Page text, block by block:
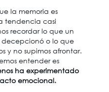
la memoria es
tendencia casi
recordar lo que un
o lo que
y no supimos afrontar.
entender es
ha experimentado
emocional.